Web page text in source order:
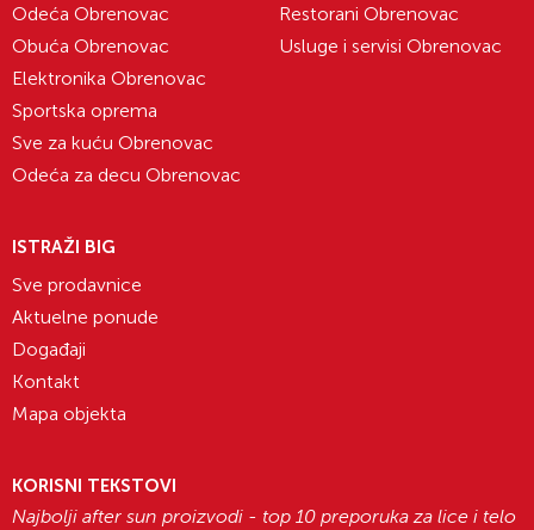
Odeća Obrenovac
Obuća Obrenovac
Elektronika Obrenovac
Sportska oprema
Sve za kuću Obrenovac
Odeća za decu Obrenovac
Restorani Obrenovac
Usluge i servisi Obrenovac
ISTRAŽI BIG
Sve prodavnice
Aktuelne ponude
Događaji
Kontakt
Mapa objekta
KORISNI TEKSTOVI
Najbolji after sun proizvodi - top 10 preporuka za lice i telo